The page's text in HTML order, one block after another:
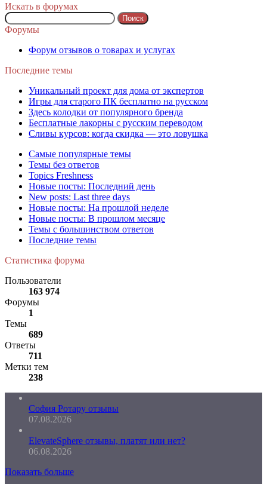
Искать в форумах
Поиск:
Форумы
Форум отзывов о товарах и услугах
Последние темы
Уникальный проект для дома от экспертов
Игры для старого ПК бесплатно на русском
Здесь колодки от популярного бренда
Бесплатные лакорны с русским переводом
Сливы курсов: когда скидка — это ловушка
Самые популярные темы
Темы без ответов
Topics Freshness
Новые посты: Последний день
New posts: Last three days
Новые посты: На прошлой неделе
Новые посты: В прошлом месяце
Темы с большинством ответов
Последние темы
Статистика форума
Пользователи
163 974
Форумы
1
Темы
689
Ответы
711
Метки тем
238
София Ротару отзывы
07.08.2026
ElevateSphere отзывы, платят или нет?
06.08.2026
Показать больше